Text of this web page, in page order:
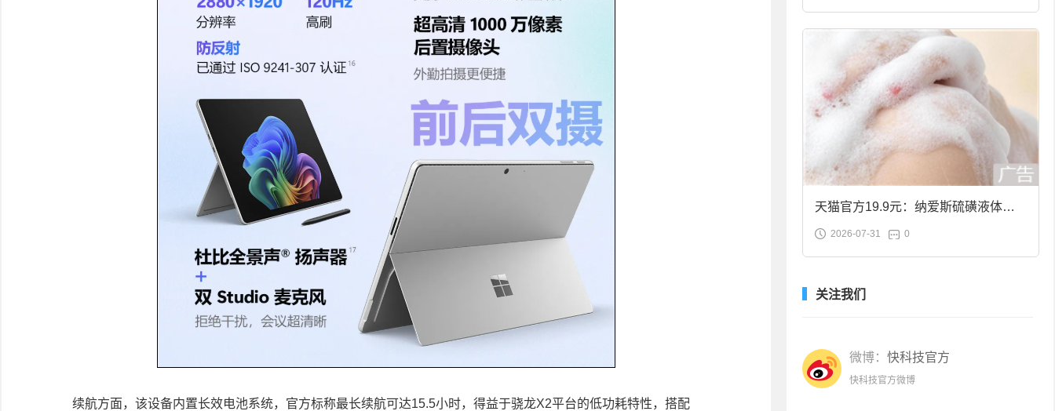
续航方面，该设备内置长效电池系统，官方标称最长续航可达15.5小时，得益于骁龙X2平台的低功耗特性，搭配
天猫官方19.9元：纳爱斯硫磺液体香
皂2斤大促
2026-07-31 0
关注我们
微博： 快科技官方
快科技官方微博